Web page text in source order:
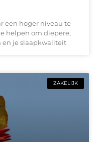
een hoger niveau te
helpen om diepere,
en je slaapkwaliteit
ZAKELIJK